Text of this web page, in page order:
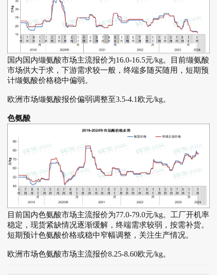
国内国内缬氨酸市场主流报价为16.0-16.5元/kg。目前缬氨酸
市场供大于求，下游需求较一般，终端多随买随用，短期预
计缬氨酸价格稳中偏弱。
欧洲市场缬氨酸报价偏弱调整至3.5-4.1欧元/kg。
色氨酸
目前国内色氨酸市场主流报价为77.0-79.0元/kg。工厂开机率
稳定，现货紧缺情况逐渐缓解，终端需求较弱，按需补货。
短期预计色氨酸价格或稳中窄幅调整，关注生产情况。
欧洲市场色氨酸市场主流报价8.25-8.60欧元/kg。